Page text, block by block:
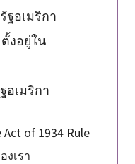
ฐอเมริกา
งอยู่ใน
อเมริกา
of 1934 Rule
เรา